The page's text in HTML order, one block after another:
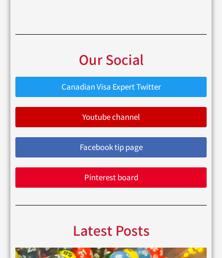
Our Social
Canadian Visa Expert Twitter
Youtube channel
Facebook tip page
Pinterest board
Latest Posts